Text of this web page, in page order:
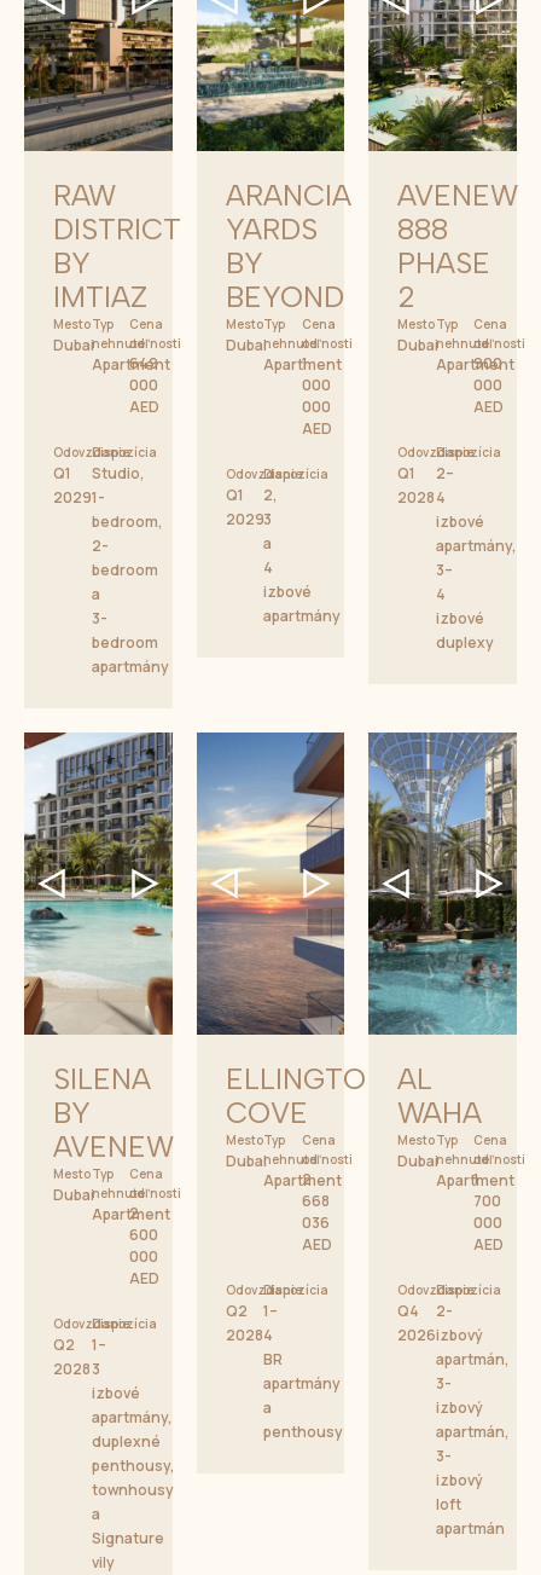
RAW
DISTRICT
BY
IMTIAZ
Mesto
Dubai
Typ
nehnuteľnosti
Apartment
Cena
od
649
000
AED
Odovzdanie
Q1
2029
Dispozícia
Studio,
1-
bedroom,
2-
bedroom
a
3-
bedroom
apartmány
ARANCIA
YARDS
BY
BEYOND
Mesto
Dubai
Typ
nehnuteľnosti
Apartment
Cena
od
1
000
000
AED
Odovzdanie
Q1
2029
Dispozícia
2,
3
a
4
izbové
apartmány
AVENEW
888
PHASE
2
Mesto
Dubai
Typ
nehnuteľnosti
Apartment
Cena
od
900
000
AED
Odovzdanie
Q1
2028
Dispozícia
2–
4
izbové
apartmány,
3–
4
izbové
duplexy
SILENA
BY
AVENEW
Mesto
Dubai
Typ
nehnuteľnosti
Apartment
Cena
od
2
600
000
AED
Odovzdanie
Q2
2028
Dispozícia
1–
3
izbové
apartmány,
duplexné
penthousy,
townhousy
a
Signature
vily
ELLINGTON
COVE
Mesto
Dubai
Typ
nehnuteľnosti
Apartment
Cena
od
2
668
036
AED
Odovzdanie
Q2
2028
Dispozícia
1–
4
BR
apartmány
a
penthousy
AL
WAHA
Mesto
Dubai
Typ
nehnuteľnosti
Apartment
Cena
od
1
700
000
AED
Odovzdanie
Q4
2026
Dispozícia
2-
izbový
apartmán,
3-
izbový
apartmán,
3-
izbový
loft
apartmán